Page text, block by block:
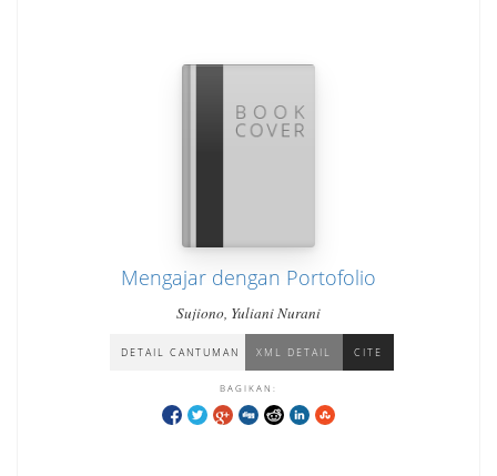
Mengajar dengan Portofolio
Sujiono, Yuliani Nurani
DETAIL CANTUMAN XML DETAIL CITE
BAGIKAN: